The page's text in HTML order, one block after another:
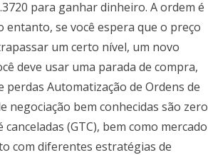
para ganhar dinheiro. A ordem é
se você espera que o preço
um certo nível, um novo
deve usar uma parada de compra,
Automatização de Ordens de
negociação bem conhecidas são zero
(GTC), bem como mercado
com diferentes estratégias de